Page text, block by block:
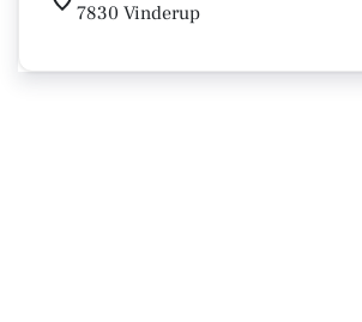
7830 Vinderup